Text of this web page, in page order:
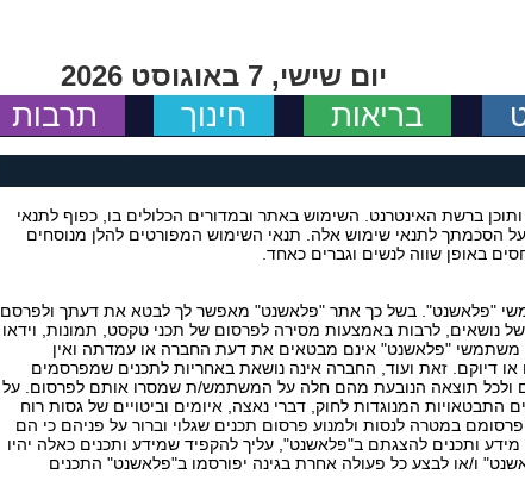
יום שישי, 7 באוגוסט 2026
בריאות חינוך תרבות
ברשת האינטרנט. השימוש באתר ובמדורים הכלולים בו, כפוף לתנאי
הסכמתך לתנאי שימוש אלה. תנאי השימוש המפורטים להלן מנוסחים
באופן שווה לנשים וגברים כאחד.
"פלאשנט". בשל כך אתר "פלאשנט" מאפשר לך לבטא את דעתך ולפרסם
נושאים, לרבות באמצעות מסירה לפרסום של תכני טקסט, תמונות, וידאו
משתמשי "פלאשנט" אינם מבטאים את דעת החברה או עמדתה ואין
דיוקם. זאת ועוד, החברה אינה נושאת באחריות לתכנים שמפרסמים
ולכל תוצאה הנובעת מהם חלה על המשתמש/ת שמסרו אותם לפרסום. על
התבטאויות המנוגדות לחוק, דברי נאצה, איומים וביטויים של גסות רוח
במטרה לנסות ולמנוע פרסום תכנים שגלוי וברור על פניהם כי הם
ותכנים להצגתם ב"פלאשנט", עליך להקפיד שמידע ותכנים כאלה יהיו
ו/או לבצע כל פעולה אחרת בגינה יפורסמו ב"פלאשנט" התכנים